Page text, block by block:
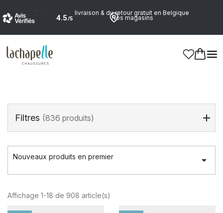
Profitez de la livraison & du retour gratuit en Belgique
Nos magasins
Accueil>Dames Sacs
Sacs(908 products)
Filtres (836 produits)
Nouveaux produits en premier 
Affichage 1-18 de 908 article(s)